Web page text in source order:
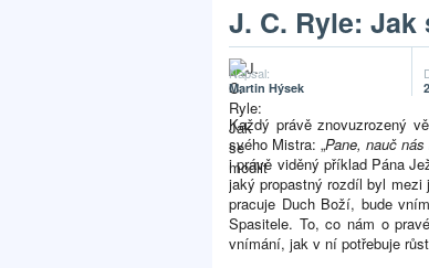
J. C. Ryle: Jak
Napsal:
Martin Hýsek
Každý právě znovuzrozený
svého Mistra: „Pane, nauč
i právě viděný příklad Pána
jaký propastný rozdíl byl mezi
pracuje Duch Boží, bude
Spasitele. To, co nám o
vnímání, jak v ní potřebuje